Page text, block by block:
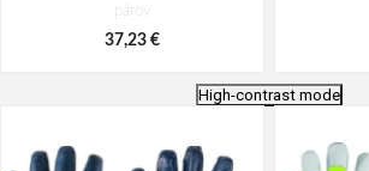
párov
37,23 €
High-contrast mode